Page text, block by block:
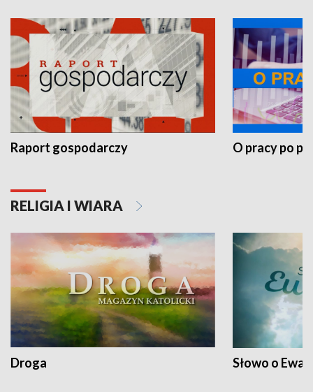
Raport gospodarczy O pracy po
RELIGIA I WIARA
Droga Słowo o